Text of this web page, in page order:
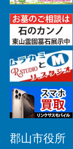
郡山市役所